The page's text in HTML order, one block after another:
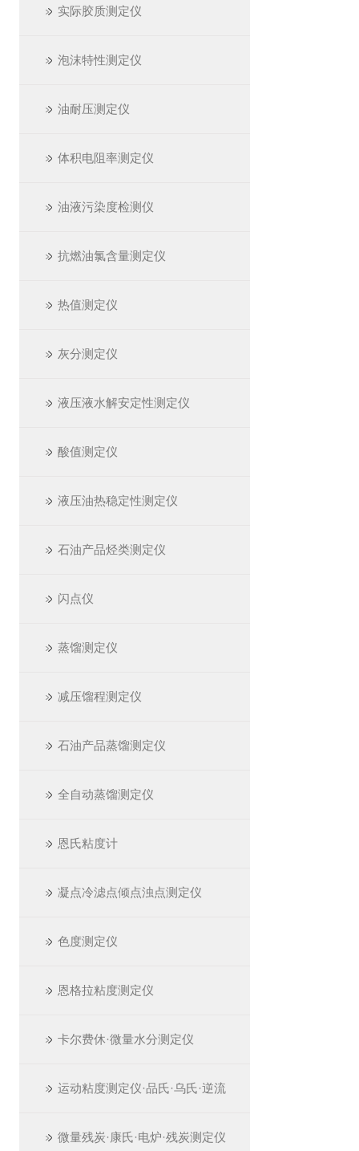
实际胶质测定仪
泡沫特性测定仪
油耐压测定仪
体积电阻率测定仪
油液污染度检测仪
抗燃油氯含量测定仪
热值测定仪
灰分测定仪
液压液水解安定性测定仪
酸值测定仪
液压油热稳定性测定仪
石油产品烃类测定仪
闪点仪
蒸馏测定仪
减压馏程测定仪
石油产品蒸馏测定仪
全自动蒸馏测定仪
恩氏粘度计
凝点冷滤点倾点浊点测定仪
色度测定仪
恩格拉粘度测定仪
卡尔费休·微量水分测定仪
运动粘度测定仪·品氏·乌氏·逆流
微量残炭·康氏·电炉·残炭测定仪